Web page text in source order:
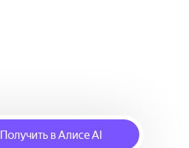
Получить в Алисе AI